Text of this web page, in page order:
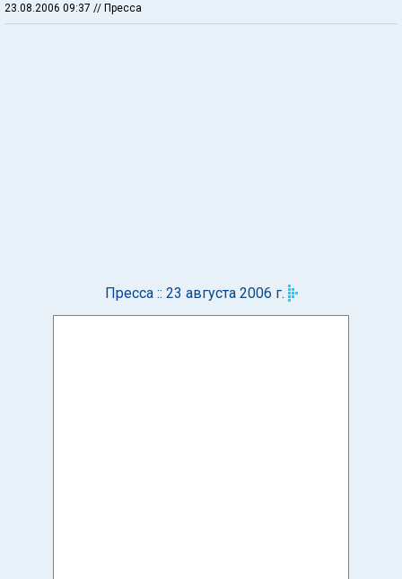
23.08.2006 09:37 // Пресса
Пресса :: 23 августа 2006 г.